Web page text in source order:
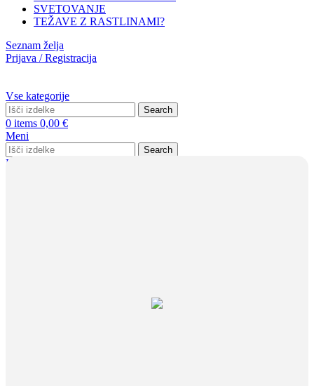
SVETOVANJE
TEŽAVE Z RASTLINAMI?
Seznam želja
Prijava / Registracija
Vse kategorije
Search
0 items 0,00 €
Meni
Search
Prijava / Registracija